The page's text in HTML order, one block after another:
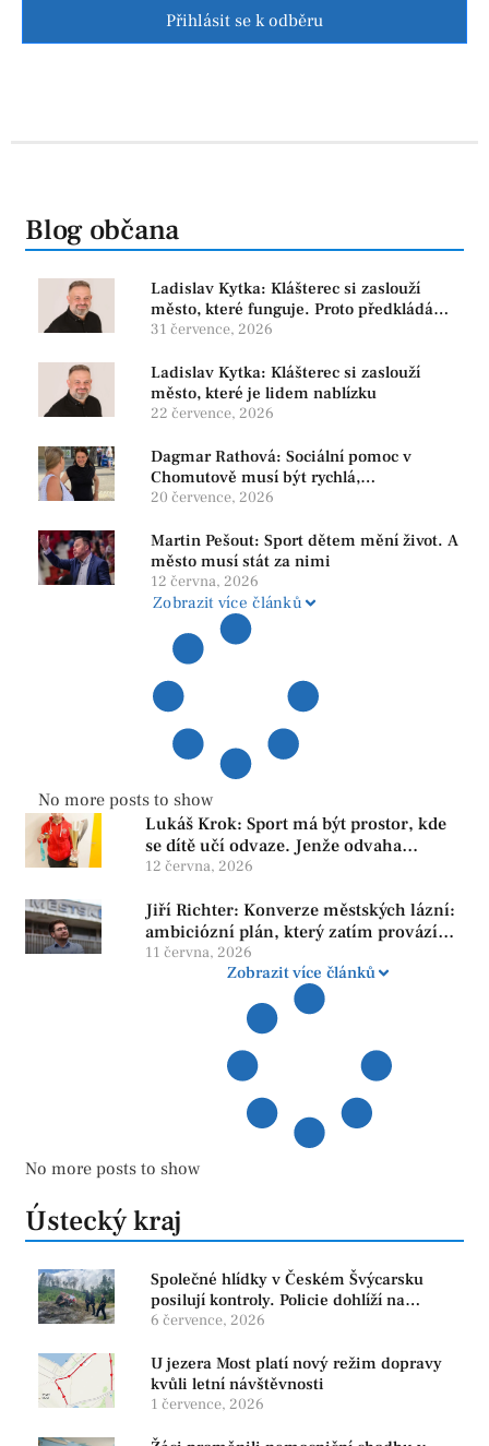
Přihlásit se k odběru
Blog občana
Ladislav Kytka: Klášterec si zaslouží
město, které funguje. Proto předkládáme
program, který řeší skutečné problémy
31 července, 2026
Ladislav Kytka: Klášterec si zaslouží
město, které je lidem nablízku
22 července, 2026
Dagmar Rathová: Sociální pomoc v
Chomutově musí být rychlá,
srozumitelná a férová. Ne udržovat lidi v
20 července, 2026
Martin Pešout: Sport dětem mění život. A
město musí stát za nimi
12 června, 2026
Zobrazit více článků
No more posts to show
Lukáš Krok: Sport má být prostor, kde
se dítě učí odvaze. Jenže odvaha
neroste tam, kde se bojí udělat chybu.
12 června, 2026
Jiří Richter: Konverze městských lázní:
ambiciózní plán, který zatím provází
více otazníků než jistot
11 června, 2026
Zobrazit více článků
No more posts to show
Ústecký kraj
Společné hlídky v Českém Švýcarsku
posilují kontroly. Policie dohlíží na
bezpečnost i ochranu přírody
6 července, 2026
U jezera Most platí nový režim dopravy
kvůli letní návštěvnosti
1 července, 2026